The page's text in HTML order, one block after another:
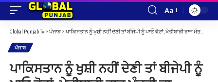
Font
Resizer
Aa
Global Punjab Tv > ਪੰਜਾਬ > ਪਾਕਿਸਤਾਨ ਨੂੰ ਖੁਸ਼ੀ ਨਹੀਂ ਦੇਣੀ ਤਾਂ ਬੀਜੇਪੀ ਨੂੰ ਪਾਓ ਵੋਟਾਂ, ਖੇਤੀਬਾੜੀ ਰਾਜ ਮੰਤਰੀ ਦਾ ਵਿਵਾਦਿਤ ਬਿਆਨ
ਪੰਜਾਬ
ਪਾਕਿਸਤਾਨ ਨੂੰ ਖੁਸ਼ੀ ਨਹੀਂ ਦੇਣੀ ਤਾਂ ਬੀਜੇਪੀ ਨੂੰ